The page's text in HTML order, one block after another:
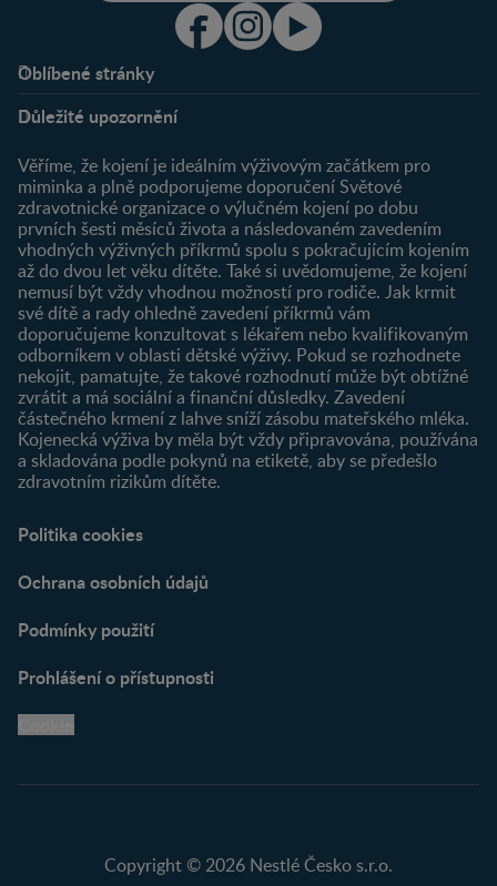
Oblíbené stránky
O nás
Můj účet
Registrace
Newsletter
Přihlášení
Produkty
Najít produkt
Důležité upozornění
Věříme, že kojení je ideálním výživovým začátkem pro
miminka a plně podporujeme doporučení Světové
zdravotnické organizace o výlučném kojení po dobu
prvních šesti měsíců života a následovaném zavedením
vhodných výživných příkrmů spolu s pokračujícím kojením
až do dvou let věku dítěte. Také si uvědomujeme, že kojení
nemusí být vždy vhodnou možností pro rodiče. Jak krmit
své dítě a rady ohledně zavedení příkrmů vám
doporučujeme konzultovat s lékařem nebo kvalifikovaným
odborníkem v oblasti dětské výživy. Pokud se rozhodnete
nekojit, pamatujte, že takové rozhodnutí může být obtížné
zvrátit a má sociální a finanční důsledky. Zavedení
částečného krmení z lahve sníží zásobu mateřského mléka.
Kojenecká výživa by měla být vždy připravována, používána
a skladována podle pokynů na etiketě, aby se předešlo
zdravotním rizikům dítěte.
Politika cookies
Ochrana osobních údajů
Podmínky použití
Prohlášení o přístupnosti
Copyright © 2026 Nestlé Česko s.r.o.